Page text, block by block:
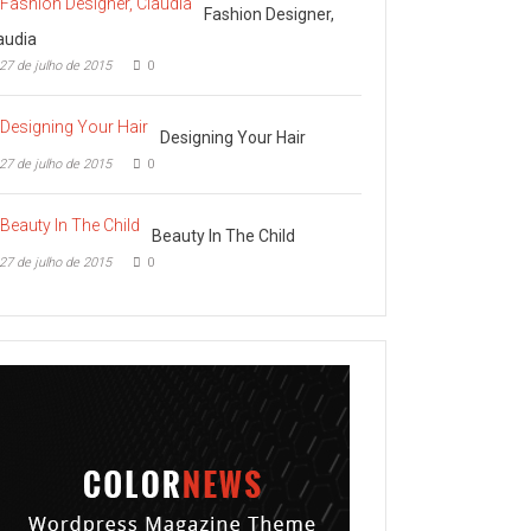
Fashion Designer,
27 de julho de 2015 0
Designing Your Hair
27 de julho de 2015 0
Beauty In The Child
27 de julho de 2015 0